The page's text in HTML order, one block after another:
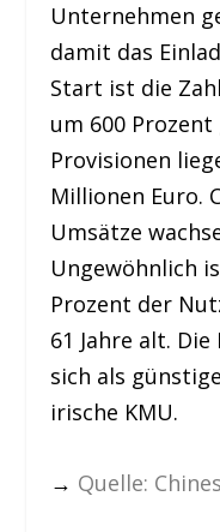
Unternehmen
damit das
Start ist die
um 600
Provisionen
Millionen Euro.
Umsätze
Ungewöhnlich
Prozent der
61 Jahre alt.
sich als
irische KMU.
→ Quelle: